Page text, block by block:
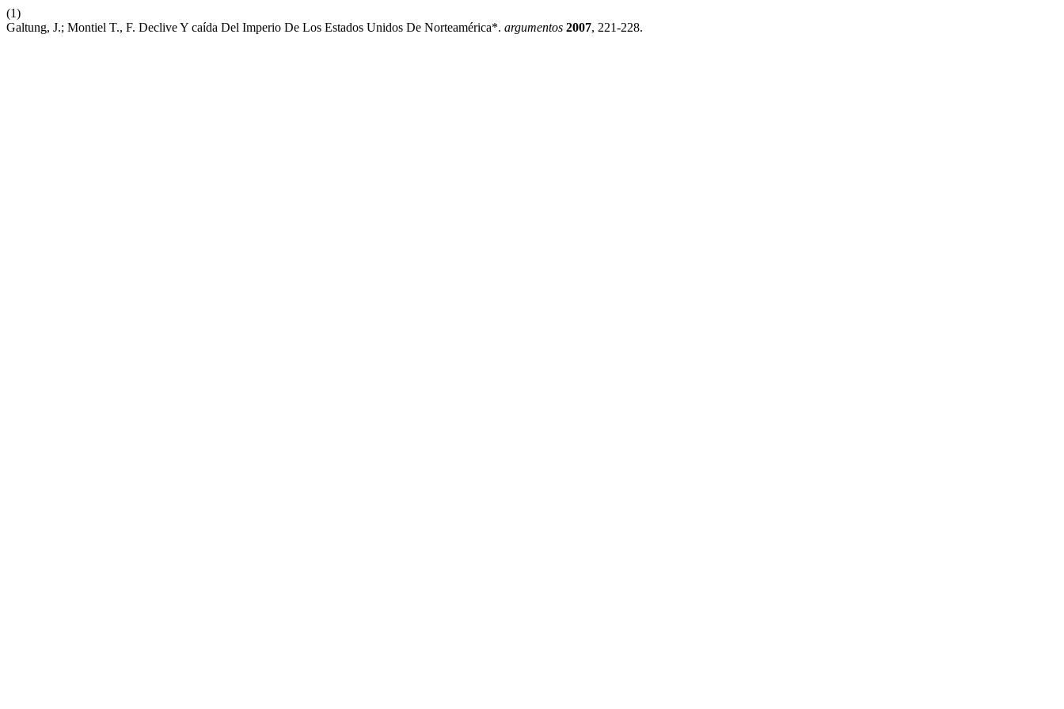
(1)
Galtung, J.; Montiel T., F. Declive Y caída Del Imperio De Los Estados Unidos De Norteamérica*. argumentos 2007, 221-228.